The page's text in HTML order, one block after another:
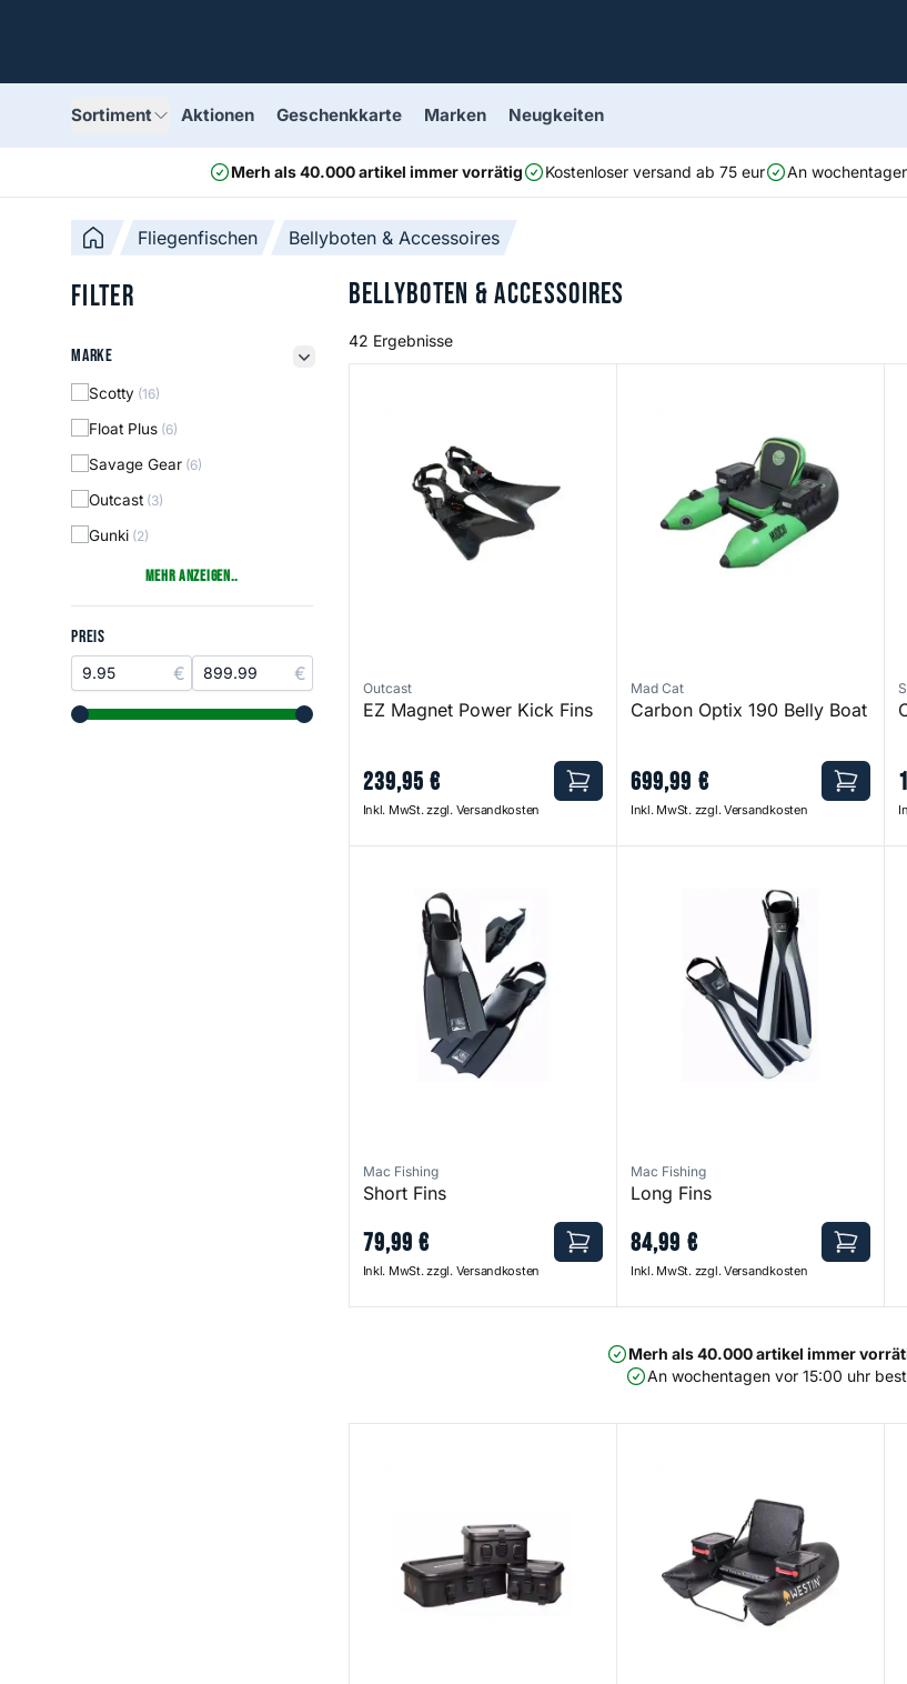
Sortiment Aktionen Geschenkkarte Marken Neugkeiten
Merh als 40.000 artikel immer vorrätig Kostenloser versand ab 75 eur An
Fliegenfischen Bellyboten & Accessoires
Filter
Marke
Marke filter button
Scotty (16)
Float Plus (6)
Savage Gear (6)
Outcast (3)
Gunki (2)
Mehr anzeigen..
Preis
PREIS
range slider button range slider button
Bellyboten & Accessoires
42 Ergebnisse
Outcast
EZ Magnet Power Kick Fins
239,95 €
Inkl. MwSt. zzgl. Versandkosten
Mad Cat
Carbon Optix 190 Belly Boat
699,99 €
Inkl. MwSt. zzgl. Versandkosten
Mac Fishing
Short Fins
79,99 €
Inkl. MwSt. zzgl. Versandkosten
Mac Fishing
Long Fins
84,99 €
Inkl. MwSt. zzgl. Versandkosten
Merh als 40.000 artikel immer
An wochentagen vor 15:00 uhr